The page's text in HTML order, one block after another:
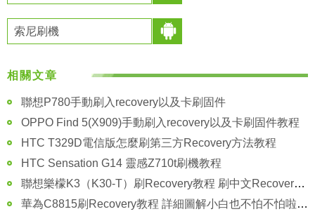
索尼刷機
相關文章
聯想P780手動刷入recovery以及卡刷固件
OPPO Find 5(X909)手動刷入recovery以及卡刷固件教程
HTC T329D電信版怎麼刷第三方Recovery方法教程
HTC Sensation G14 靈感Z710t刷機教程
聯想樂檬K3（K30-T）刷Recovery教程 刷中文Recovery教程
華為C8815刷Recovery教程 詳細圖解小白也不怕不怕啦 刷機必備